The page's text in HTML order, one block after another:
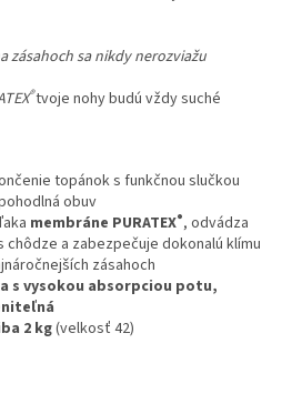
zásahoch sa nikdy nerozviažu
®tvoje nohy budú vždy suché
topánok s funkčnou slučkou
obuv
membráne PURATEX®, odvádza
a zabezpečuje dokonalú klímu
zásahoch
s vysokou absorpciou potu,
2 kg(velkosť 42)